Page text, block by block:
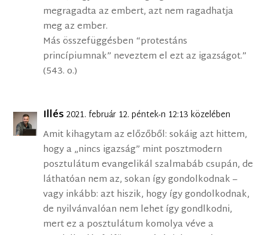
megragadta az embert, azt nem ragadhatja
meg az ember.
Más összefüggésben “protestáns
princípiumnak” neveztem el ezt az igazságot.”
(543. o.)
Illés 2021. február 12. péntek-n 12:13 közelében
Amit kihagytam az előzőből: sokáig azt hittem,
hogy a „nincs igazság” mint posztmodern
posztulátum evangelikál szalmabáb csupán, de
láthatóan nem az, sokan így gondolkodnak –
vagy inkább: azt hiszik, hogy így gondolkodnak,
de nyilvánvalóan nem lehet így gondlkodni,
mert ez a posztulátum komolya véve a